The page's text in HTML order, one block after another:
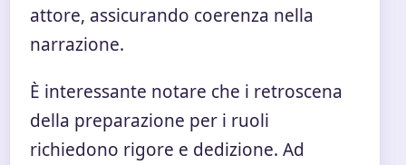
attore, assicurando coerenza nella
narrazione.
È interessante notare che i retroscena
della preparazione per i ruoli
richiedono rigore e dedizione. Ad